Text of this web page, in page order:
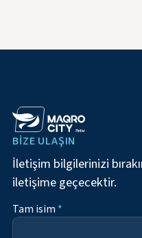
BIZE ULAŞIN
İletişim bilgilerinizi
iletişime geçecektir.
Tam isim *